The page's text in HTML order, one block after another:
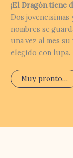
¡El Dragón tiene
Dos jovencísimas
nombres se
una vez al mes
elegido con lupa.
Muy pronto…